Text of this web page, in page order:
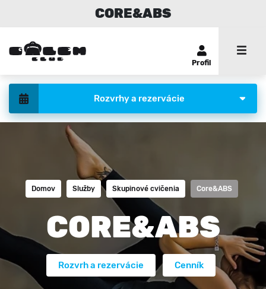
CORE&ABS
Profil
Rozvrhy a rezervácie
Domov Služby Skupinové cvičenia Core&ABS
CORE&ABS
Rozvrh a rezervácie Cenník